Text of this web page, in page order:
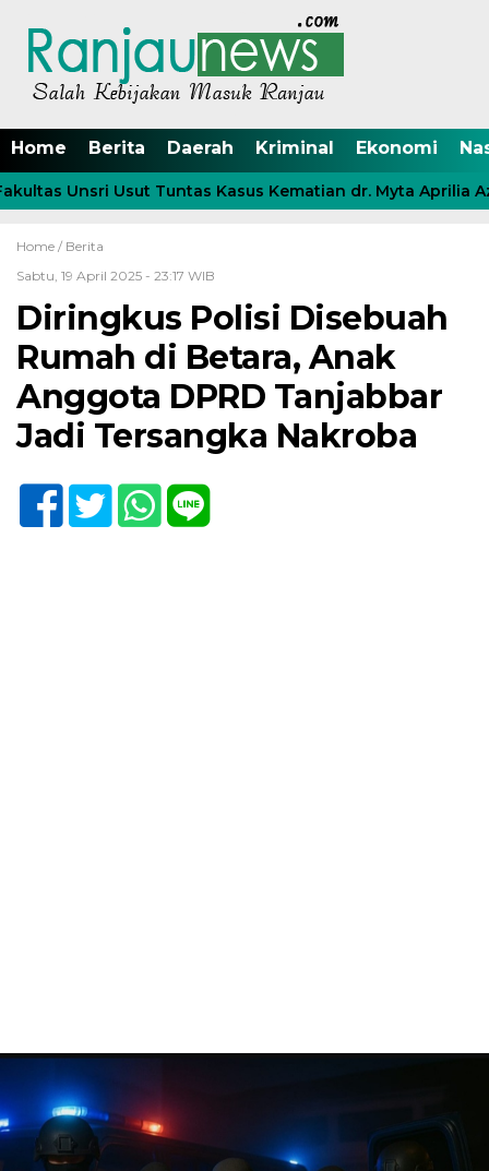
Home Berita Daerah Kriminal Ekonomi
Unsri Usut Tuntas Kasus Kematian dr. Myta Aprilia Azmy
Home / Berita
Sabtu, 19 April 2025 - 23:17 WIB
Diringkus Polisi Disebuah
Rumah di Betara, Anak
Anggota DPRD Tanjabbar
Jadi Tersangka Nakroba